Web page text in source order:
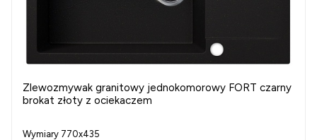
Zlewozmywak granitowy jednokomorowy FORT czarny
brokat złoty z ociekaczem
Wymiary 770x435